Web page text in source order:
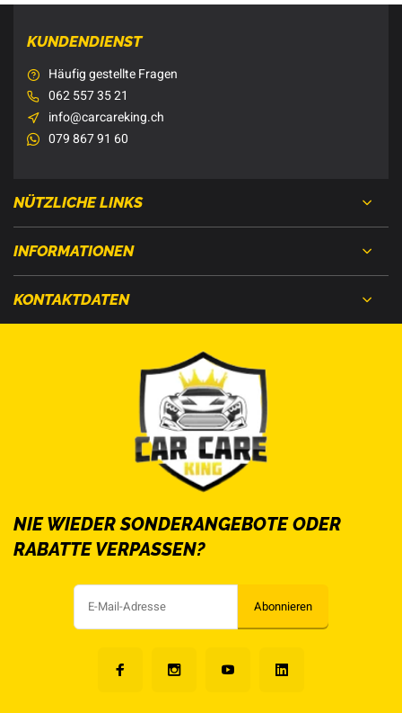
KUNDENDIENST
Häufig gestellte Fragen
062 557 35 21
info@carcareking.ch
079 867 91 60
NÜTZLICHE LINKS
INFORMATIONEN
KONTAKTDATEN
NIE WIEDER SONDERANGEBOTE ODER
RABATTE VERPASSEN?
Abonnieren